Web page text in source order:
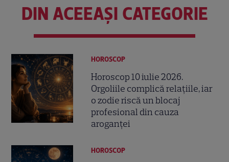
DIN ACEEAȘI CATEGORIE
HOROSCOP
Horoscop 10 iulie 2026.
Orgoliile complică relațiile, iar
o zodie riscă un blocaj
profesional din cauza
aroganței
HOROSCOP